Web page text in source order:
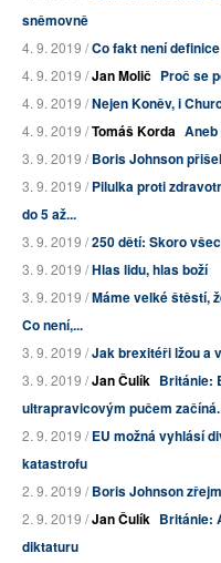
sněmovně
4. 9. 2019 /Co fakt není
4. 9. 2019 /Jan Molič Proč se
4. 9. 2019 /Nejen Koněv, i
4. 9. 2019 /Tomáš Korda
3. 9. 2019 /Boris Johnson
3. 9. 2019 /Pilulka proti
do 5 až...
3. 9. 2019 /250 dětí: Skoro
3. 9. 2019 /Hlas lidu, hlas boží
3. 9. 2019 /Máme velké štěstí,
Co není,...
3. 9. 2019 /Jak brexitéři lžou a
3. 9. 2019 /Jan Čulík Británie:
ultrapravicovým pučem
2. 9. 2019 /EU možná vyhlásí
katastrofu
2. 9. 2019 /Boris Johnson
2. 9. 2019 /Jan Čulík Británie:
diktaturu